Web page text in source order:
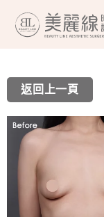
要
內
返回上一頁